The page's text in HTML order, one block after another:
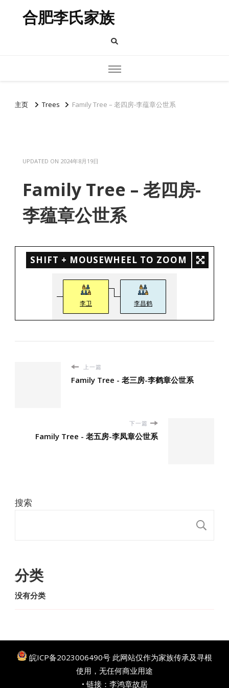
合肥李氏家族
主页 Trees Family Tree – 老四房-李蕴章公世系
UPDATED ON 2024年8月19日
Family Tree – 老四房-
李蕴章公世系
SHIFT + MOUSEWHEEL TO ZOOM
李卫 李昌鹤
上一篇
Family Tree - 老三房-李鹤章公世系
下一篇
Family Tree - 老五房-李凤章公世系
搜索
分类
没有分类
皖ICP备2023006490号 此网站仅作为家族传承及寻根
使用，无任何商业用途
• 链接： 李鸿章故居